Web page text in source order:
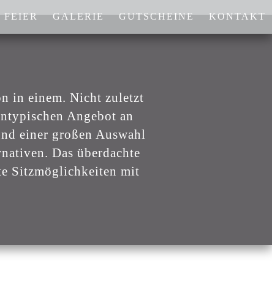
FEIER GALERIE GUTSCHEINE KONTAKT
in einem. Nicht zuletzt
Angebot an
einer großen Auswahl
Das überdachte
Sitzmöglichkeiten mit